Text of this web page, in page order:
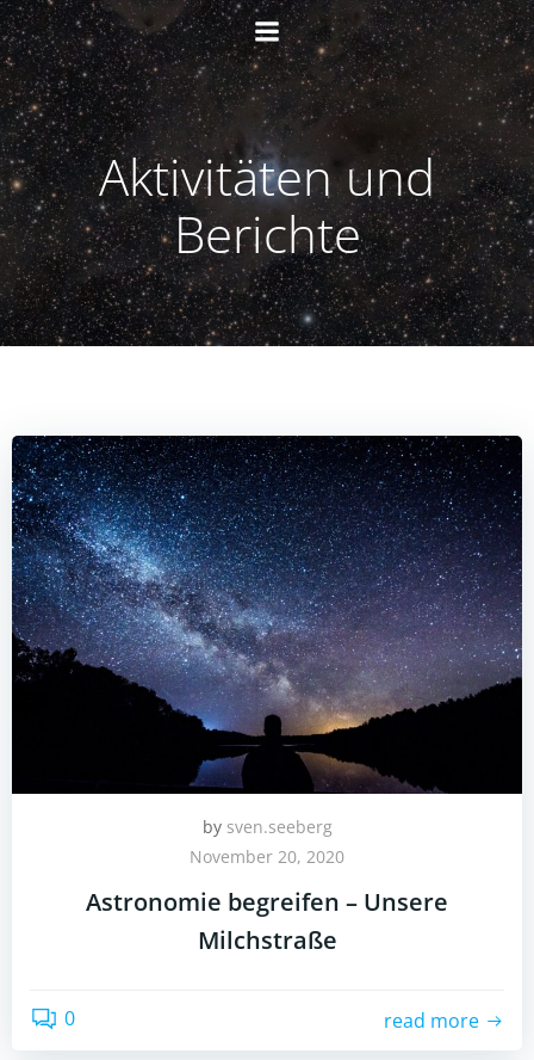
Zum
Inhalt
springen
Aktivitäten und
Berichte
by sven.seeberg
November 20, 2020
Astronomie begreifen – Unsere
Milchstraße
0 read more